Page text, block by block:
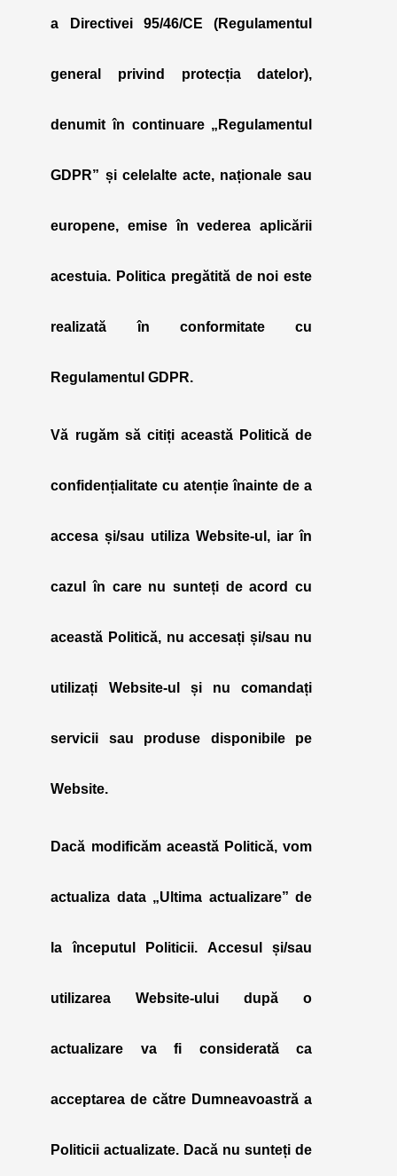
a Directivei 95/46/CE (Regulamentul
general privind protecția datelor),
denumit în continuare „ Regulamentul
GDPR” și celelalte acte, naționale sau
europene, emise în vederea aplicării
acestuia. Politica pregătită de noi este
realizată în conformitate cu
Regulamentul GDPR.
Vă rugăm să citiți această Politică de
confidențialitate cu atenție înainte de a
accesa și/sau utiliza Website-ul, iar în
cazul în care nu sunteți de acord cu
această Politică, nu accesați și/sau nu
utilizați Website-ul și nu comandați
servicii sau produse disponibile pe
Website.
Dacă modificăm această Politică, vom
actualiza data „Ultima actualizare” de
la începutul Politicii. Accesul și/sau
utilizarea Website-ului după o
actualizare va fi considerată ca
acceptarea de către Dumneavoastră a
Politicii actualizate. Dacă nu sunteți de